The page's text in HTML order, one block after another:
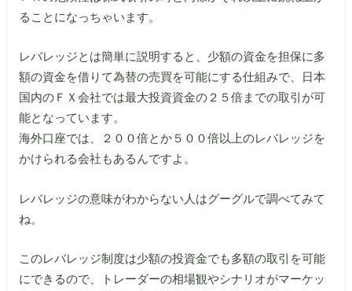
ることになっちゃいます。
レバレッジとは簡単に説明すると、少額の資金を担保に多
額の資金を借りて為替の売買を可能にする仕組みで、日本
国内のＦＸ会社では最大投資資金の２５倍までの取引が可
能となっています。
海外口座では、２００倍とか５００倍以上のレバレッジを
かけられる会社もあるんですよ。
レバレッジの意味がわからない人はグーグルで調べてみて
ね。
このレバレッジ制度は少額の投資金でも多額の取引を可能
にできるので、トレーダーの相場観やシナリオがマーケッ